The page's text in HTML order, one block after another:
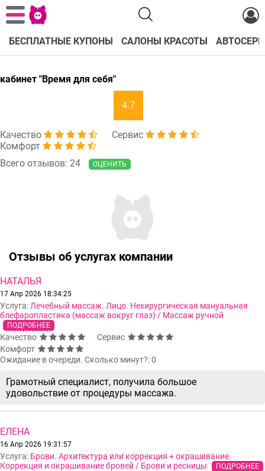
БЕСПЛАТНЫЕ КУПОНЫ САЛОНЫ КРАСОТЫ
кабинет "Время для себя"
4.7
Качество
Сервис
Комфорт
Всего отзывов: 24
ОЦЕНИТЬ
Отзывы об услугах компании
НАТАЛЬЯ
17 Апр 2026 18:34:25
Услуга: Лечебный массаж. Лицо. Нехирургическая мануальная
блефаропластика (массаж вокруг глаз) / Массаж ручной
ПОДРОБНЕЕ
Качество
Сервис
Комфорт
Ожидание в очереди. Сколько минут?: 0
Грамотный специалист, получила большое
удовольствие от процедуры массажа.
ЕЛЕНА
16 Апр 2026 19:31:57
Услуга: Брови. Архитектура или коррекция + окрашивание.
Коррекция и окрашивание бровей / Брови и ресницы
ПОДРОБНЕЕ